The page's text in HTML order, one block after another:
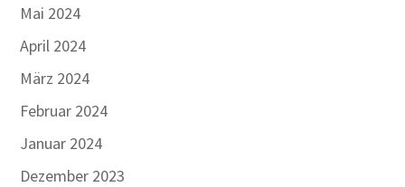
Mai 2024
April 2024
März 2024
Februar 2024
Januar 2024
Dezember 2023